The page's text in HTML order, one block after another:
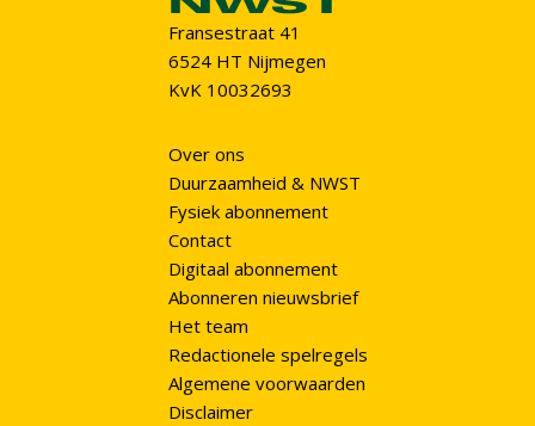
Fransestraat 41
6524 HT Nijmegen
KvK 10032693
Over ons
Duurzaamheid & NWST
Fysiek abonnement
Contact
Digitaal abonnement
Abonneren nieuwsbrief
Het team
Redactionele spelregels
Algemene voorwaarden
Disclaimer